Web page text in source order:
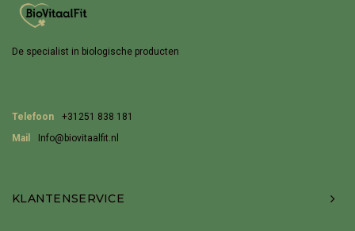
De specialist in biologische producten
Telefoon
+31251 838 181
Mail
Info@biovitaalfit.nl
KLANTENSERVICE